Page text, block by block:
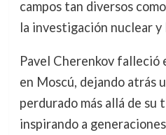
campos tan diversos
la investigación nuclear
Pavel Cherenkov falleció
en Moscú, dejando atrás
perdurado más allá de su
inspirando a